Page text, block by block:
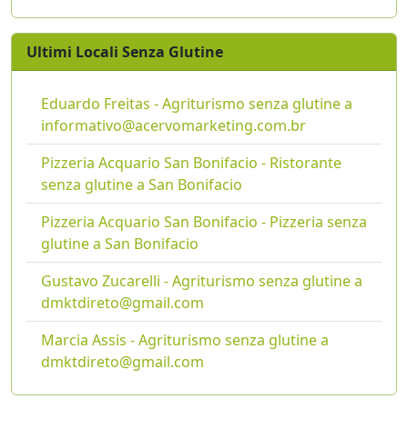
Ultimi Locali Senza Glutine
Eduardo Freitas - Agriturismo senza glutine a
informativo@acervomarketing.com.br
Pizzeria Acquario San Bonifacio - Ristorante
senza glutine a San Bonifacio
Pizzeria Acquario San Bonifacio - Pizzeria senza
glutine a San Bonifacio
Gustavo Zucarelli - Agriturismo senza glutine a
dmktdireto@gmail.com
Marcia Assis - Agriturismo senza glutine a
dmktdireto@gmail.com